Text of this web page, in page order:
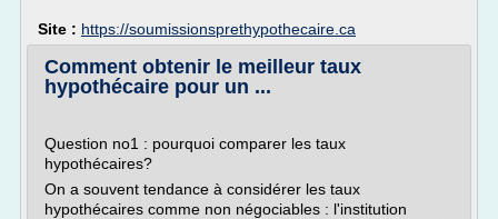
Site : https://soumissionsprethypothecaire.ca
Comment obtenir le meilleur taux
hypothécaire pour un ...
Question no1 : pourquoi comparer les taux
hypothécaires?
On a souvent tendance à considérer les taux
hypothécaires comme non négociables : l'institution